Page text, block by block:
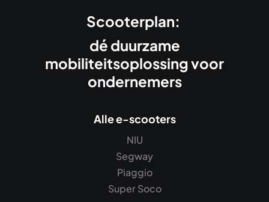
Scooterplan:
dé duurzame
mobiliteitsoplossing voor
ondernemers
Alle e-scooters
NIU
Segway
Piaggio
Super Soco